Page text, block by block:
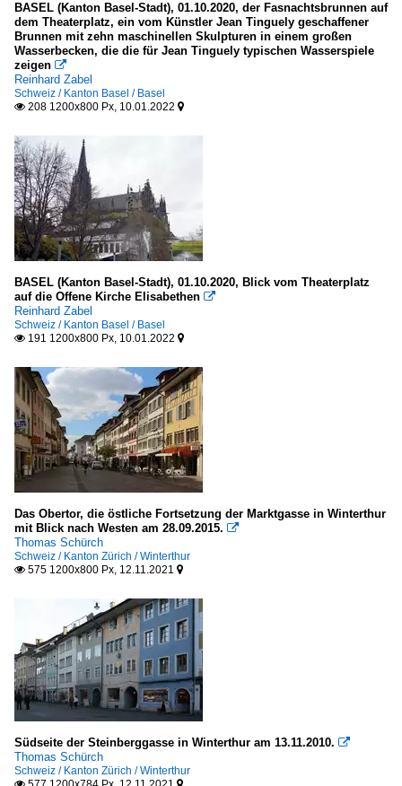
BASEL (Kanton Basel-Stadt), 01.10.2020, der Fasnachtsbrunnen auf
dem Theaterplatz, ein vom Künstler Jean Tinguely geschaffener
Brunnen mit zehn maschinellen Skulpturen in einem großen
Wasserbecken, die die für Jean Tinguely typischen Wasserspiele
zeigen 
Reinhard Zabel
Schweiz / Kanton Basel / Basel
 208 1200x800 Px, 10.01.2022 
BASEL (Kanton Basel-Stadt), 01.10.2020, Blick vom Theaterplatz
auf die Offene Kirche Elisabethen 
Reinhard Zabel
Schweiz / Kanton Basel / Basel
 191 1200x800 Px, 10.01.2022 
Das Obertor, die östliche Fortsetzung der Marktgasse in Winterthur
mit Blick nach Westen am 28.09.2015. 
Thomas Schürch
Schweiz / Kanton Zürich / Winterthur
 575 1200x800 Px, 12.11.2021 
Südseite der Steinberggasse in Winterthur am 13.11.2010. 
Thomas Schürch
Schweiz / Kanton Zürich / Winterthur